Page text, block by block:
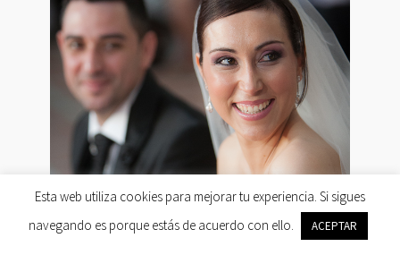
Esta web utiliza cookies para mejorar tu experiencia. Si sigues
navegando es porque estás de acuerdo con ello.
ACEPTAR